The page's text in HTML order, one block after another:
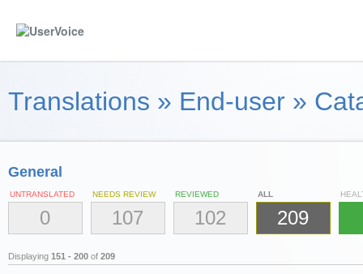
Translations » End-user »
General
UNTRANSLATED
0
NEEDS REVIEW
107
REVIEWED
102
ALL
209
Displaying 151 - 200 of 209